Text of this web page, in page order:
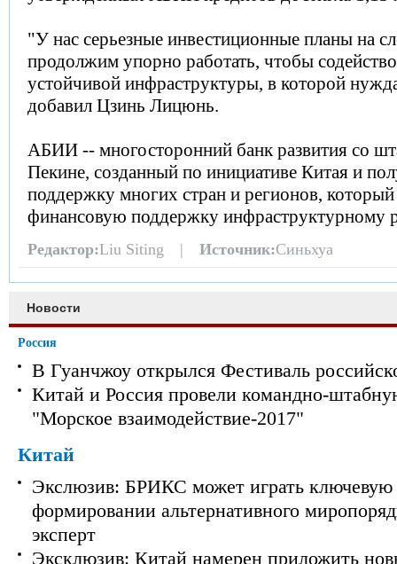
"У нас серьезные инвестиционные планы на
продолжим упорно работать, чтобы
устойчивой инфраструктуры, в которой
добавил Цзинь Лицюнь.
АБИИ -- многосторонний банк развития со
Пекине, созданный по инициативе Китая и
поддержку многих стран и регионов, который
финансовую поддержку инфраструктурному
Редактор:Liu Siting | Источник:Синьхуа
Новости
Россия
В Гуанчжоу открылся Фестиваль
Китай и Россия провели командно-
"Морское взаимодействие-2017"
Китай
Экслюзив: БРИКС может играть ключевую
формировании альтернативного
эксперт
Эксклюзив: Китай намерен приложить